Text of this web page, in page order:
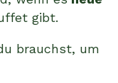
gibt.
brauchst, um